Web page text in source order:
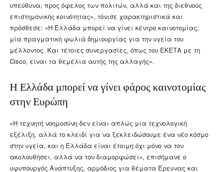
υπεύθυνα, προς όφελος των πολιτών, αλλά και της διεθνούς
επιστημονικής κοινότητας», τόνισε χαρακτηριστικά και
πρόσθεσε: «Η Ελλάδα μπορεί να γίνει κέντρο καινοτομίας,
μία πραγματική φωλιά δημιουργίας για την υγεία του
μέλλοντος. Και τέτοιες συνεργασίες, όπως του ΕΚΕΤΑ με τη
Cisco, είναι τα θεμέλια αυτής της αλλαγής».
Η Ελλάδα μπορεί να γίνει φάρος καινοτομίας
στην Ευρώπη
«Η τεχνητή νοημοσύνη δεν είναι απλώς μια τεχνολογική
εξέλιξη, αλλά το κλειδί για να ξεκλειδώσουμε ένα νέο κόσμο
στην υγεία, και η Ελλάδα είναι έτοιμη όχι μόνο να τον
ακολουθήσει, αλλά να τον διαμορφώσει», επισήμανε ο
υφυπουργός Ανάπτυξης, αρμόδιος για θέματα Έρευνας και